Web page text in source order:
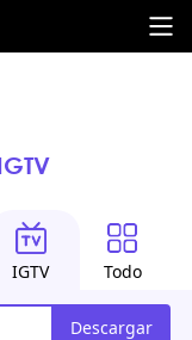
IGTV Todo
Descargar